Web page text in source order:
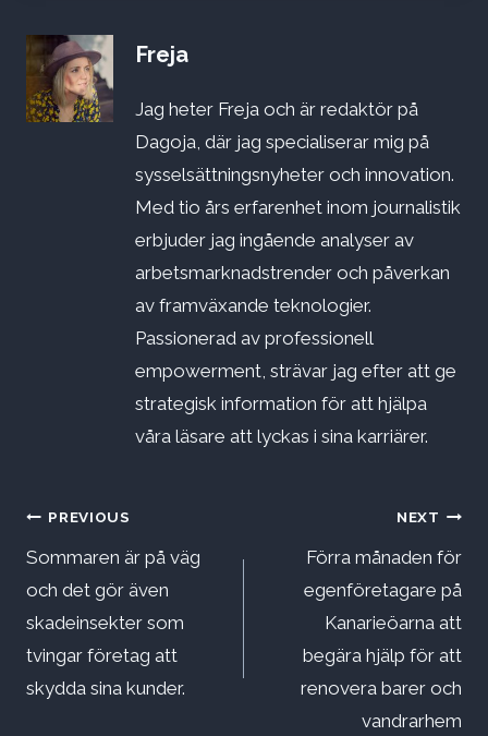
Freja
Jag heter Freja och är redaktör på
Dagoja, där jag specialiserar mig på
sysselsättningsnyheter och innovation.
Med tio års erfarenhet inom journalistik
erbjuder jag ingående analyser av
arbetsmarknadstrender och påverkan
av framväxande teknologier.
Passionerad av professionell
empowerment, strävar jag efter att ge
strategisk information för att hjälpa
våra läsare att lyckas i sina karriärer.
Inläggsnavigering
PREVIOUS
Sommaren är på väg
och det gör även
skadeinsekter som
tvingar företag att
skydda sina kunder.
NEXT
Förra månaden för
egenföretagare på
Kanarieöarna att
begära hjälp för att
renovera barer och
vandrarhem